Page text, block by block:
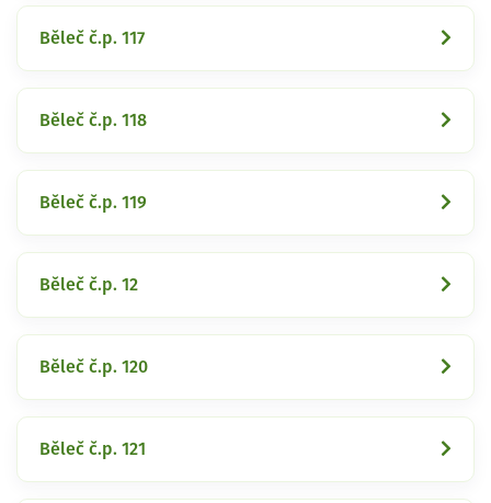
Běleč č.p. 117
Běleč č.p. 118
Běleč č.p. 119
Běleč č.p. 12
Běleč č.p. 120
Běleč č.p. 121